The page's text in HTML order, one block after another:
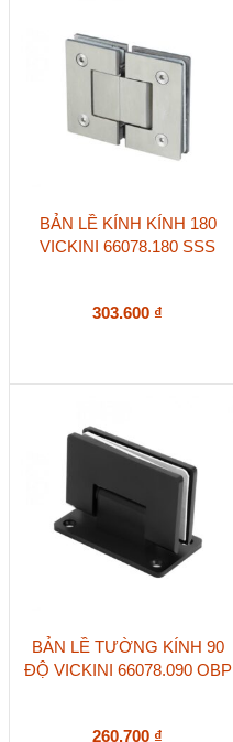
BẢN LỀ KÍNH KÍNH 180
VICKINI 66078.180 SSS
303.600 ₫
BẢN LỀ TƯỜNG KÍNH 90
ĐỘ VICKINI 66078.090 OBP
260.700 ₫